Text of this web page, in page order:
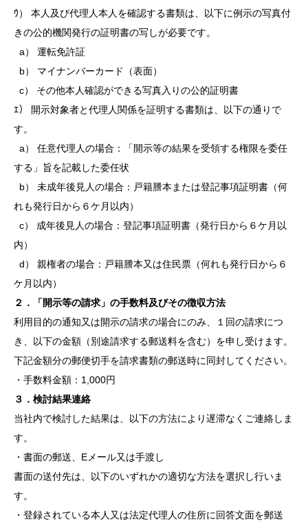
ｳ） 本人及び代理人本人を確認する書類は、以下に例示の写真付
きの公的機関発行の証明書の写しが必要です。
a） 運転免許証
b） マイナンバーカード（表面）
c） その他本人確認ができる写真入りの公的証明書
ｴ） 開示対象者と代理人関係を証明する書類は、以下の通りで
す。
a） 任意代理人の場合：「開示等の結果を受領する権限を委任
する」旨を記載した委任状
b） 未成年後見人の場合：戸籍謄本または登記事項証明書（何
れも発行日から６ケ月以内）
c） 成年後見人の場合：登記事項証明書（発行日から６ケ月以
内）
d） 親権者の場合：戸籍謄本又は住民票（何れも発行日から６
ケ月以内）
２．「開示等の請求」の手数料及びその徴収方法
利用目的の通知又は開示の請求の場合にのみ、１回の請求につ
き、以下の金額（別途請求する郵送料を含む）を申し受けます。
下記金額分の郵便切手を請求書類の郵送時に同封してください。
・手数料金額：1,000円
３．検討結果連絡
当社内で検討した結果は、以下の方法により遅滞なくご連絡しま
す。
・書面の郵送、Eメール又は手渡し
書面の送付先は、以下のいずれかの適切な方法を選択し行いま
す。
・登録されている本人又は法定代理人の住所に回答文面を郵送